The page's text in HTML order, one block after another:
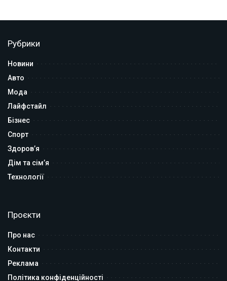
Рубрики
Новини
Авто
Мода
Лайфстайл
Бізнес
Спорт
Здоров’я
Дім та сім’я
Технології
Проєкти
Про нас
Контакти
Реклама
Політика конфіденційності